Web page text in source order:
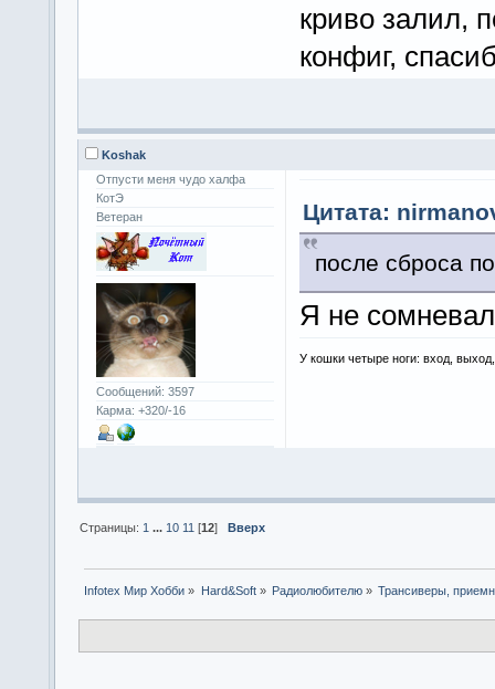
криво залил,
конфиг,
Koshak
Отпусти меня чудо халфа
КотЭ
Ветеран
Сообщений: 3597
Карма: +320/-16
Цитата:
после сброса
Я не
У кошки четыре ноги: вход,
Страницы: 1 ... 10 11 [12]Вверх
Infotex Мир Хобби » Hard&Soft» Радиолюбителю» Трансиверы,